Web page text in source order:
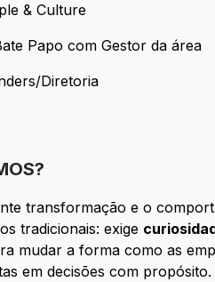
& Culture
& Culture
Bate Papo com Gestor da
Papo com Gestor da área
Diretoria
Diretoria
transformação e o
tradicionais: exige
mudar a forma como as
em decisões com propósito.